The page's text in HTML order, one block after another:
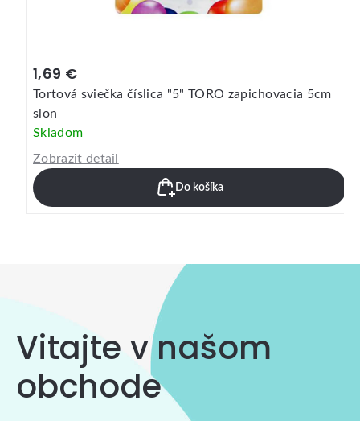
1,69 €
Tortová sviečka číslica "5" TORO zapichovacia 5cm
slon
Skladom
Zobrazit detail
Do košíka
Vitajte v našom
obchode